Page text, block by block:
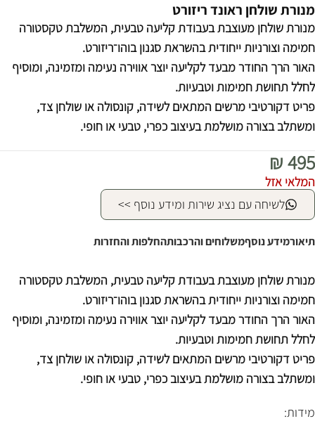
מנורת שולחן ראונד ריזורט
מנורת שולחן מעוצבת בעבודת קליעה טבעית, המשלבת טקסטורה
חמימה וצורניות ייחודית בהשראת סגנון בוהו־ריזורט.
האור הרך החודר מבעד לקליעה יוצר אווירה נעימה ומזמינה, ומוסיף
לחלל תחושת חמימות וטבעיות.
פריט דקורטיבי מרשים המתאים לשידה, קונסולה או שולחן צד,
ומשתלב בצורה מושלמת בעיצוב כפרי, טבעי או חופי.
₪495
המלאי אזל
לשיחה עם נציג שירות ומידע נוסף >>
תיאורמידע נוסףמשלוחים והרכבותהחלפות והחזרות
מנורת שולחן מעוצבת בעבודת קליעה טבעית, המשלבת טקסטורה
חמימה וצורניות ייחודית בהשראת סגנון בוהו־ריזורט.
האור הרך החודר מבעד לקליעה יוצר אווירה נעימה ומזמינה, ומוסיף
לחלל תחושת חמימות וטבעיות.
פריט דקורטיבי מרשים המתאים לשידה, קונסולה או שולחן צד,
ומשתלב בצורה מושלמת בעיצוב כפרי, טבעי או חופי.
מידות: